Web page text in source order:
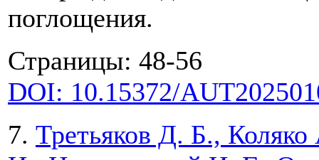
поглощения.
Страницы: 48-56
DOI: 10.15372/
7. Третьяков Д. Б.,